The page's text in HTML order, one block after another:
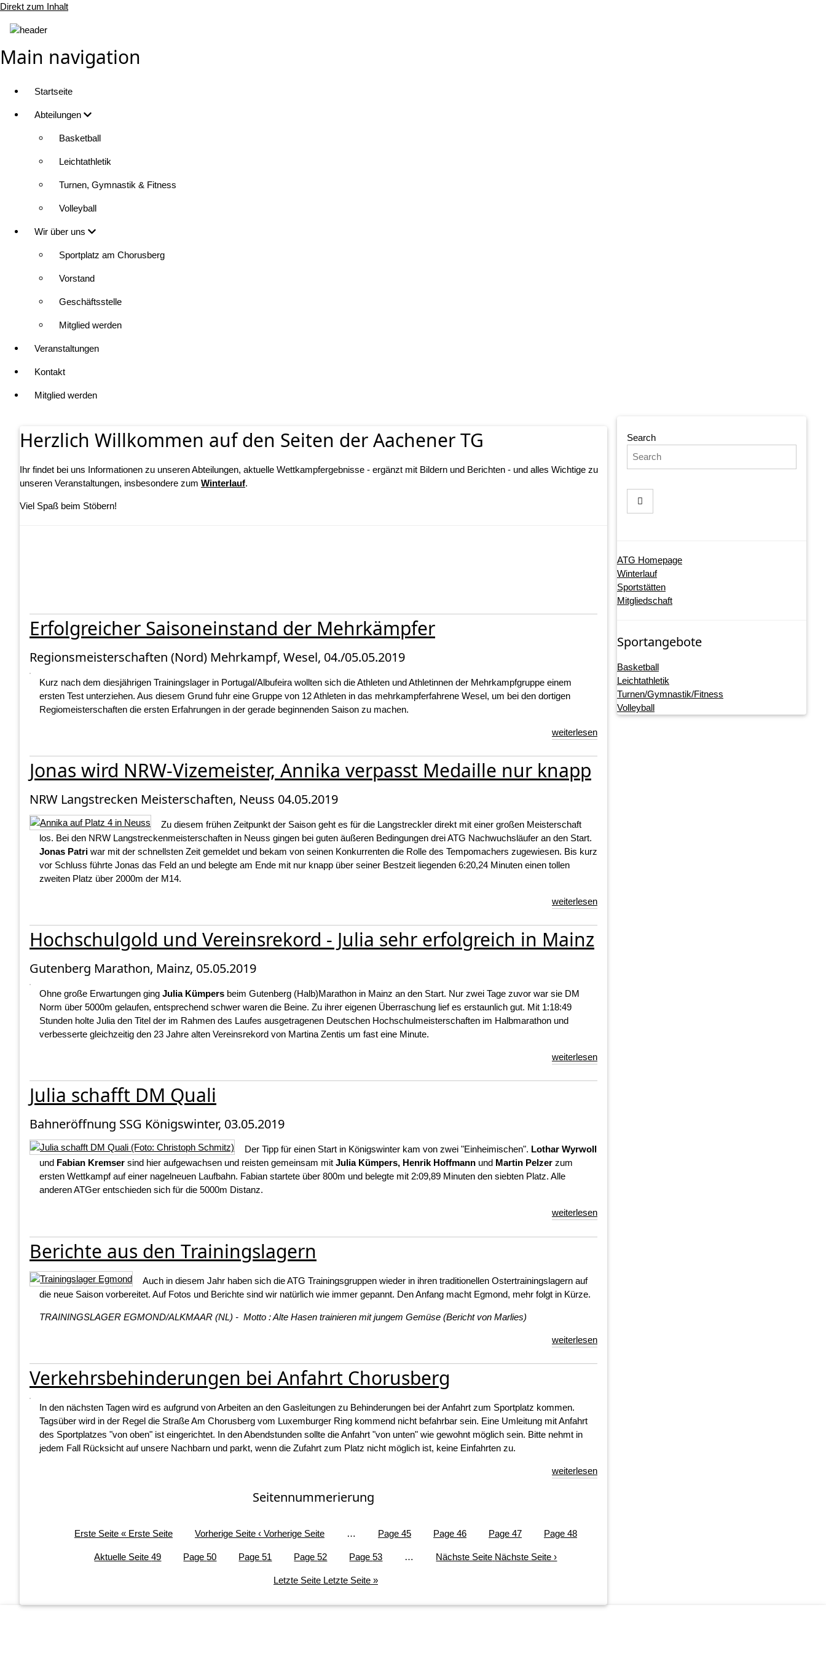
Direkt zum Inhalt
Main navigation
Startseite
Abteilungen
Basketball
Leichtathletik
Turnen, Gymnastik & Fitness
Volleyball
Wir über uns
Sportplatz am Chorusberg
Vorstand
Geschäftsstelle
Mitglied werden
Veranstaltungen
Kontakt
Mitglied werden
Herzlich Willkommen auf den Seiten der Aachener TG
Ihr findet bei uns Informationen zu unseren Abteilungen, aktuelle Wettkampfergebnisse - ergänzt mit Bildern und Berichten - und alles Wichtige zu
unseren Veranstaltungen, insbesondere zum Winterlauf.
Viel Spaß beim Stöbern!
Erfolgreicher Saisoneinstand der Mehrkämpfer
Regionsmeisterschaften (Nord) Mehrkampf, Wesel, 04./05.05.2019
Kurz nach dem diesjährigen Trainingslager in Portugal/Albufeira wollten sich die Athleten und Athletinnen der Mehrkampfgruppe einem
ersten Test unterziehen. Aus diesem Grund fuhr eine Gruppe von 12 Athleten in das mehrkampferfahrene Wesel, um bei den dortigen
Regiomeisterschaften die ersten Erfahrungen in der gerade beginnenden Saison zu machen.
weiterlesen
Jonas wird NRW-Vizemeister, Annika verpasst Medaille nur knapp
NRW Langstrecken Meisterschaften, Neuss 04.05.2019
Zu diesem frühen Zeitpunkt der Saison geht es für die Langstreckler direkt mit einer großen Meisterschaft
los. Bei den NRW Langstreckenmeisterschaften in Neuss gingen bei guten äußeren Bedingungen drei ATG Nachwuchsläufer an den Start.
Jonas Patri war mit der schnellsten Zeit gemeldet und bekam von seinen Konkurrenten die Rolle des Tempomachers zugewiesen. Bis kurz
vor Schluss führte Jonas das Feld an und belegte am Ende mit nur knapp über seiner Bestzeit liegenden 6:20,24 Minuten einen tollen
zweiten Platz über 2000m der M14.
weiterlesen
Hochschulgold und Vereinsrekord - Julia sehr erfolgreich in Mainz
Gutenberg Marathon, Mainz, 05.05.2019
Ohne große Erwartungen ging Julia Kümpers beim Gutenberg (Halb)Marathon in Mainz an den Start. Nur zwei Tage zuvor war sie DM
Norm über 5000m gelaufen, entsprechend schwer waren die Beine. Zu ihrer eigenen Überraschung lief es erstaunlich gut. Mit 1:18:49
Stunden holte Julia den Titel der im Rahmen des Laufes ausgetragenen Deutschen Hochschulmeisterschaften im Halbmarathon und
verbesserte gleichzeitig den 23 Jahre alten Vereinsrekord von Martina Zentis um fast eine Minute.
weiterlesen
Julia schafft DM Quali
Bahneröffnung SSG Königswinter, 03.05.2019
Der Tipp für einen Start in Königswinter kam von zwei "Einheimischen". Lothar Wyrwoll
und Fabian Kremser sind hier aufgewachsen und reisten gemeinsam mit Julia Kümpers, Henrik Hoffmann und Martin Pelzer zum
ersten Wettkampf auf einer nagelneuen Laufbahn. Fabian startete über 800m und belegte mit 2:09,89 Minuten den siebten Platz. Alle
anderen ATGer entschieden sich für die 5000m Distanz.
weiterlesen
Berichte aus den Trainingslagern
Auch in diesem Jahr haben sich die ATG Trainingsgruppen wieder in ihren traditionellen Ostertrainingslagern auf
die neue Saison vorbereitet. Auf Fotos und Berichte sind wir natürlich wie immer gepannt. Den Anfang macht Egmond, mehr folgt in Kürze.
TRAININGSLAGER EGMOND/ALKMAAR (NL) - Motto : Alte Hasen trainieren mit jungem Gemüse (Bericht von Marlies)
weiterlesen
Verkehrsbehinderungen bei Anfahrt Chorusberg
In den nächsten Tagen wird es aufgrund von Arbeiten an den Gasleitungen zu Behinderungen bei der Anfahrt zum Sportplatz kommen.
Tagsüber wird in der Regel die Straße Am Chorusberg vom Luxemburger Ring kommend nicht befahrbar sein. Eine Umleitung mit Anfahrt
des Sportplatzes "von oben" ist eingerichtet. In den Abendstunden sollte die Anfahrt "von unten" wie gewohnt möglich sein. Bitte nehmt in
jedem Fall Rücksicht auf unsere Nachbarn und parkt, wenn die Zufahrt zum Platz nicht möglich ist, keine Einfahrten zu.
weiterlesen
Seitennummerierung
Erste Seite « Erste Seite Vorherige Seite ‹ Vorherige Seite … Page 45 Page 46 Page 47 Page 48
Aktuelle Seite49 Page50 Page51 Page52 Page53 … Nächste Seite Nächste Seite ›
Letzte Seite Letzte Seite »
Search
ATG Homepage
Winterlauf
Sportstätten
Mitgliedschaft
Sportangebote
Basketball
Leichtathletik
Turnen/Gymnastik/Fitness
Volleyball